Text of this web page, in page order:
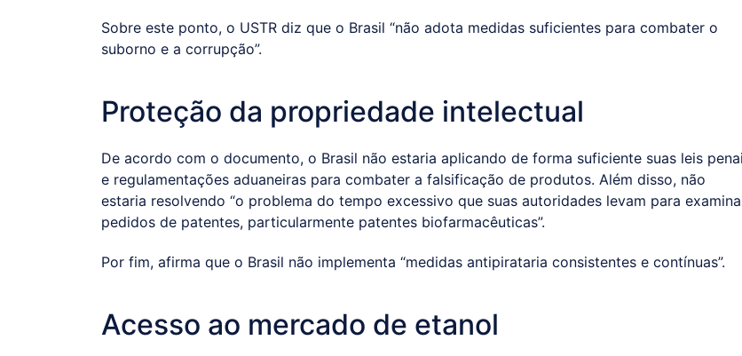
Sobre este ponto, o USTR diz que o Brasil “não adota medidas suficientes para combater o
suborno e a corrupção”.
Proteção da propriedade intelectual
De acordo com o documento, o Brasil não estaria aplicando de forma suficiente suas leis
e regulamentações aduaneiras para combater a falsificação de produtos. Além disso, não
estaria resolvendo “o problema do tempo excessivo que suas autoridades levam para
pedidos de patentes, particularmente patentes biofarmacêuticas”.
Por fim, afirma que o Brasil não implementa “medidas antipirataria consistentes e contínuas”.
Acesso ao mercado de etanol